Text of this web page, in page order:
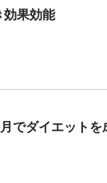
効果効能
でダイエット